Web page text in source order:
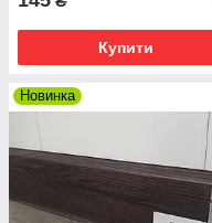
Купити
Новинка